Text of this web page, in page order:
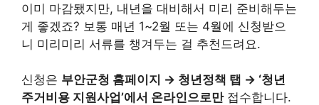
이미 마감됐지만, 내년을 대비해서 미리 준비해두는
게 좋겠죠? 보통 매년 1~2월 또는 4월에 신청받으
니 미리미리 서류를 챙겨두는 걸 추천드려요.
신청은 부안군청 홈페이지 → 청년정책 탭 → ‘청년
주거비용 지원사업’에서 온라인으로만접수합니다.